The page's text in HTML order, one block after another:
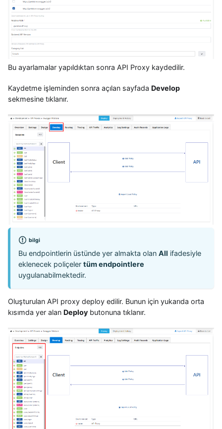
Bu ayarlamalar yapıldıktan sonra API Proxy kaydedilir.
Kaydetme işleminden sonra açılan sayfada Develop
sekmesine tıklanır.
bilgi
Bu endpointlerin üstünde yer almakta olan All ifadesiyle
eklenecek poliçeler tüm endpointlere
uygulanabilmektedir.
Oluşturulan API proxy deploy edilir. Bunun için yukarıda orta
kısımda yer alan Deploy butonuna tıklanır.